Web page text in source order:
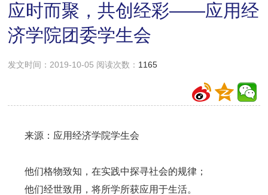
应时而聚，共创经彩——应用经
济学院团委学生会
发文时间：2019-10-05 阅读次数： 1165
来源：应用经济学院学生会
他们格物致知，在实践中探寻社会的规律；
他们经世致用，将所学所获应用于生活。